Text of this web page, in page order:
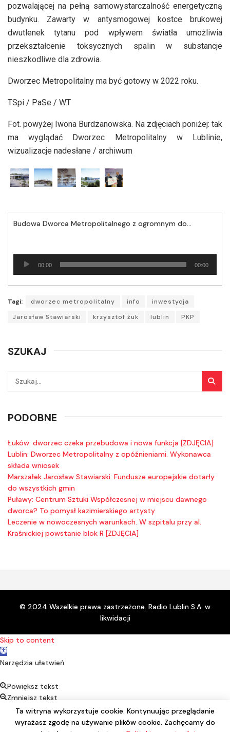
pozwalającej na pełną samowystarczalność energetyczną
budynku. Zawarty w antysmogowej kostce brukowej
dwutlenek tytanu pod wpływem światła umożliwia
przekształcenie toksycznych spalin w substancje
nieszkodliwe dla zdrowia.
Dworzec Metropolitalny ma być gotowy w 2022 roku.
TSpi / PaSe / WT
Fot. powyżej Iwona Burdzanowska. Na zdjęciach poniżej: tak
ma wyglądać Dworzec Metropolitalny w Lublinie,
wizualizacje nadesłane / archiwum
Budowa Dworca Metropolitalnego z ogromnym dofinansowaniem
Odtwarzacz
plików
00:00 00:00
Tagi: dworzec metropolitalny info
inwestycja
Jarosław Stawiarski
krzysztof żuk lublin PKP
SZUKAJ
PODOBNE
Łuków: dworzec czeka przebudowa i nowa funkcja [ZDJĘCIA]
Lublin: Dworzec Metropolitalny z opóźnieniami. Wykonawca
składa wniosek
Marszałek Jarosław Stawiarski: Fundusze europejskie dotarły
do wszystkich gmin
Puławy: Centrum Sztuki Współczesnej w miejscu dawnego
dworca? To pomysł kazimierskiego artysty
Leczenie w nowoczesnych warunkach. W szpitalu przy al.
Kraśnickiej powstanie blok R [ZDJĘCIA]
© 2024 Wszelkie prawa zastrzeżone. Radio Lublin S.A. w
likwidacji
Ta witryna wykorzystuje cookie. Kontynuując przeglądanie
wyrażasz zgodę na używanie plików cookie. Zachęcamy do
Skip to content
Open toolbar
Narzędzia ułatwień
Powiększ tekst
Zmniejsz tekst
Kontrast
Negatyw